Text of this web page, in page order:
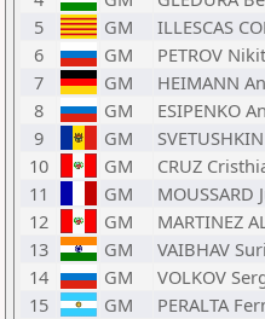
5
GM ILLESCAS
6
GM PETROV
7
GM HEIMANN
8
GM ESIPENKO
9
GM
10
GM CRUZ
11
GM MOUSSARD
12
GM MARTINEZ
13
GM VAIBHAV Suri
14
GM VOLKOV
15
GM PERALTA